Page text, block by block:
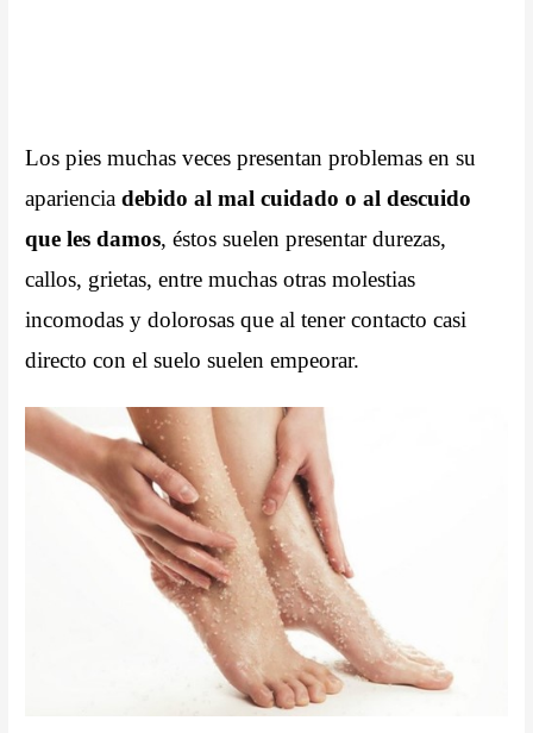
Los pies muchas veces presentan problemas en su
aparienciadebido al mal cuidado o al descuido
que les damos, éstos suelen presentar durezas,
callos, grietas, entre muchas otras molestias
incomodas y dolorosas que al tener contacto casi
directo con el suelo suelen empeorar.